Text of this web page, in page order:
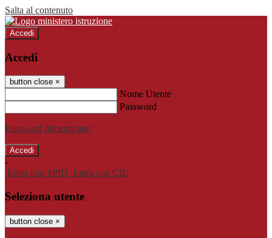
Salta al contenuto
Accedi
Accedi
button close ×
Nome Utente
Password
Password dimenticata?
-
Entra con SPID Entra con CIE
Seleziona utente
button close ×